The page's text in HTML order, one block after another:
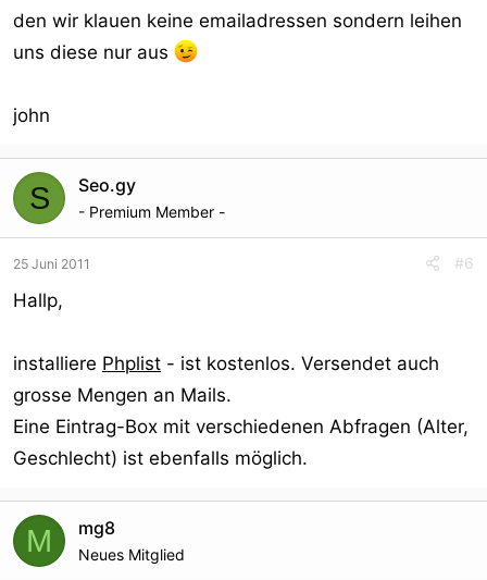
den wir klauen keine emailadressen sondern leihen
uns diese nur aus
john
S Seo.gy
- Premium Member -
25 Juni 2011 #6
Hallp,
installiere Phplist - ist kostenlos. Versendet auch
grosse Mengen an Mails.
Eine Eintrag-Box mit verschiedenen Abfragen (Alter,
Geschlecht) ist ebenfalls möglich.
M mg8
Neues Mitglied